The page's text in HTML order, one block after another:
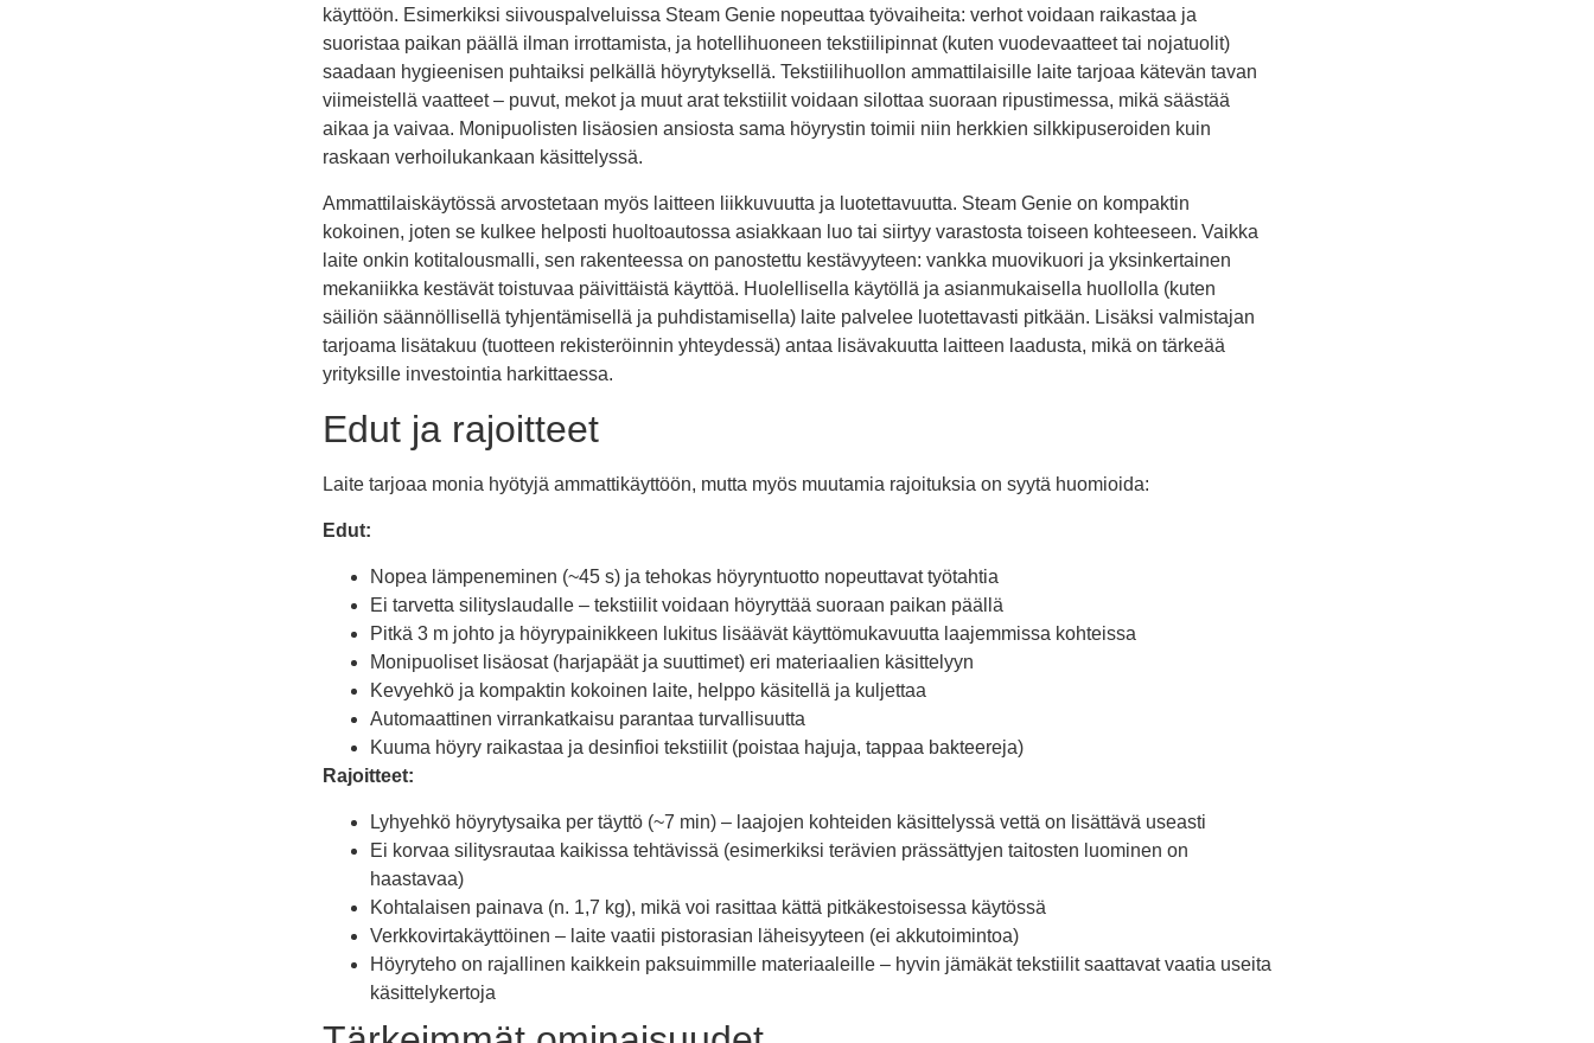
käyttöön. Esimerkiksi siivouspalveluissa Steam Genie nopeuttaa työvaiheita: verhot voidaan raikastaa ja
suoristaa paikan päällä ilman irrottamista, ja hotellihuoneen tekstiilipinnat (kuten vuodevaatteet tai nojatuolit)
saadaan hygieenisen puhtaiksi pelkällä höyrytyksellä. Tekstiilihuollon ammattilaisille laite tarjoaa kätevän tavan
viimeistellä vaatteet – puvut, mekot ja muut arat tekstiilit voidaan silottaa suoraan ripustimessa, mikä säästää
aikaa ja vaivaa. Monipuolisten lisäosien ansiosta sama höyrystin toimii niin herkkien silkkipuseroiden kuin
raskaan verhoilukankaan käsittelyssä.
Ammattilaiskäytössä arvostetaan myös laitteen liikkuvuutta ja luotettavuutta. Steam Genie on kompaktin
kokoinen, joten se kulkee helposti huoltoautossa asiakkaan luo tai siirtyy varastosta toiseen kohteeseen. Vaikka
laite onkin kotitalousmalli, sen rakenteessa on panostettu kestävyyteen: vankka muovikuori ja yksinkertainen
mekaniikka kestävät toistuvaa päivittäistä käyttöä. Huolellisella käytöllä ja asianmukaisella huollolla (kuten
säiliön säännöllisellä tyhjentämisellä ja puhdistamisella) laite palvelee luotettavasti pitkään. Lisäksi valmistajan
tarjoama lisätakuu (tuotteen rekisteröinnin yhteydessä) antaa lisävakuutta laitteen laadusta, mikä on tärkeää
yrityksille investointia harkittaessa.
Edut ja rajoitteet
Laite tarjoaa monia hyötyjä ammattikäyttöön, mutta myös muutamia rajoituksia on syytä huomioida:
Edut:
Nopea lämpeneminen (~45 s) ja tehokas höyryntuotto nopeuttavat työtahtia
Ei tarvetta silityslaudalle – tekstiilit voidaan höyryttää suoraan paikan päällä
Pitkä 3 m johto ja höyrypainikkeen lukitus lisäävät käyttömukavuutta laajemmissa kohteissa
Monipuoliset lisäosat (harjapäät ja suuttimet) eri materiaalien käsittelyyn
Kevyehkö ja kompaktin kokoinen laite, helppo käsitellä ja kuljettaa
Automaattinen virrankatkaisu parantaa turvallisuutta
Kuuma höyry raikastaa ja desinfioi tekstiilit (poistaa hajuja, tappaa bakteereja)
Rajoitteet:
Lyhyehkö höyrytysaika per täyttö (~7 min) – laajojen kohteiden käsittelyssä vettä on lisättävä useasti
Ei korvaa silitysrautaa kaikissa tehtävissä (esimerkiksi terävien prässättyjen taitosten luominen on
haastavaa)
Kohtalaisen painava (n. 1,7 kg), mikä voi rasittaa kättä pitkäkestoisessa käytössä
Verkkovirtakäyttöinen – laite vaatii pistorasian läheisyyteen (ei akkutoimintoa)
Höyryteho on rajallinen kaikkein paksuimmille materiaaleille – hyvin jämäkät tekstiilit saattavat vaatia useita
käsittelykertoja